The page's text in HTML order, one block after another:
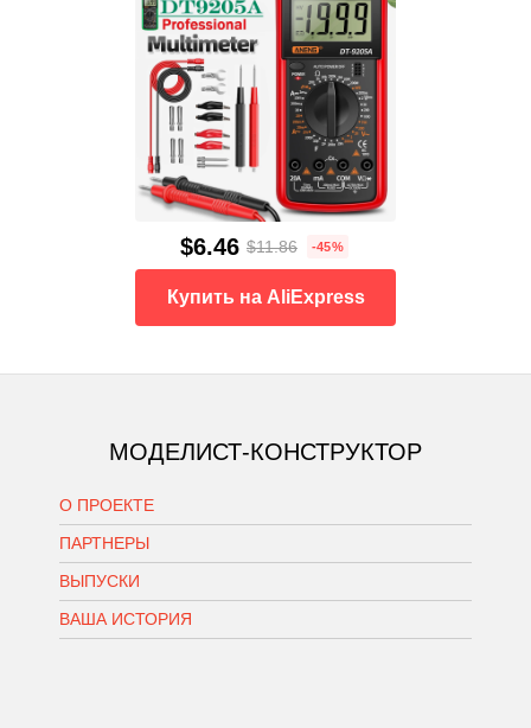
$6.46 $11.86 -45%
Купить на AliExpress
МОДЕЛИСТ-КОНСТРУКТОР
О ПРОЕКТЕ
ПАРТНЕРЫ
ВЫПУСКИ
ВАША ИСТОРИЯ